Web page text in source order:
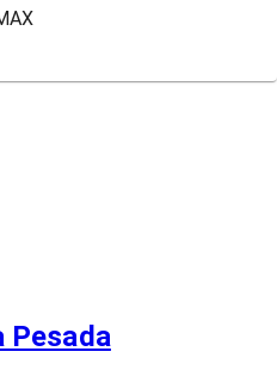
Pesada